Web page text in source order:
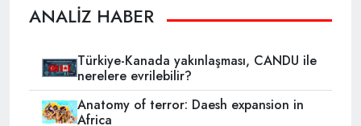
ANALİZ HABER
Türkiye-Kanada yakınlaşması, CANDU ile
nerelere evrilebilir?
Anatomy of terror: Daesh expansion in
Africa